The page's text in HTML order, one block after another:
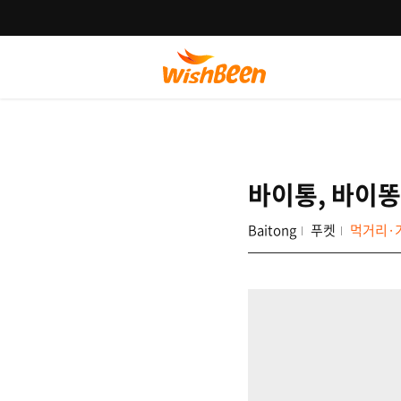
바이통, 바이똥
Baitong 푸켓 먹거리·